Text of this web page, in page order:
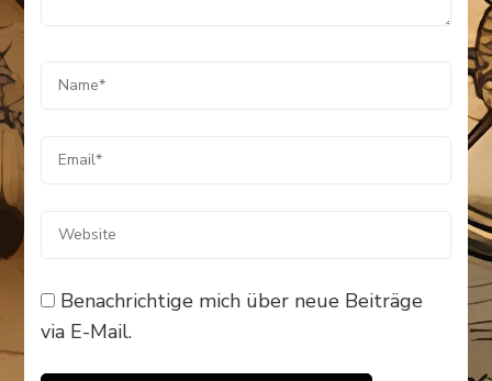
Benachrichtige mich über neue Beiträge
via E-Mail.